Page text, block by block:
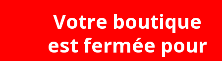
Votre boutique
est fermée pour